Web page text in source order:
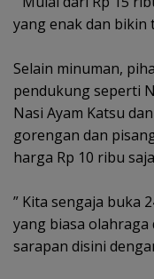
yang enak dan bikin
‎Selain minuman,
pendukung seperti
Nasi Ayam Katsu
gorengan dan
harga Rp 10 ribu
‎” Kita sengaja buka
yang biasa olahraga
sarapan disini